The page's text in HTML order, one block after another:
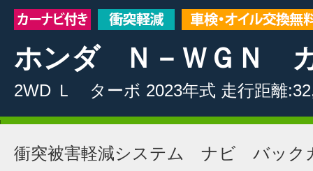
ホンダ Ｎ－ＷＧＮ
2WD Ｌ ターボ 2023年式 走行距離
衝突被害軽減システム ナビ バック